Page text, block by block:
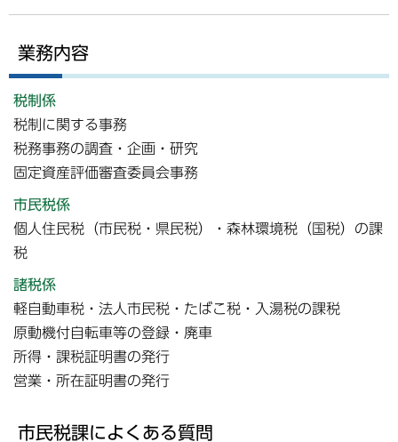
業務内容
税制係
税制に関する事務
税務事務の調査・企画・研究
固定資産評価審査委員会事務
市民税係
個人住民税（市民税・県民税）・森林環境税（国税）の課
税
諸税係
軽自動車税・法人市民税・たばこ税・入湯税の課税
原動機付自転車等の登録・廃車
所得・課税証明書の発行
営業・所在証明書の発行
市民税課によくある質問